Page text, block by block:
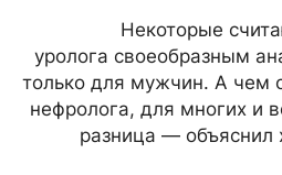
Некоторые
уролога своеобразным
только для мужчин. А чем
нефролога, для многих и
разница — объяснил